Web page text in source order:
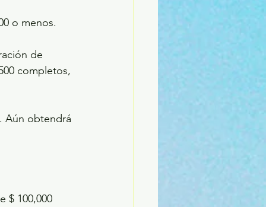
o menos.
de
completos,
Aún obtendrá
$ 100,000